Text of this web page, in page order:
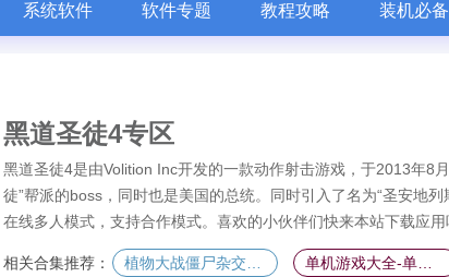
系统软件 软件专题 教程攻略 装机必备
黑道圣徒4专区
黑道圣徒4是由Volition Inc开发的一款动作射击游戏，于2013年8
徒”帮派的boss，同时也是美国的总统。同时引入了名为“圣安地
在线多人模式，支持合作模式。喜欢的小伙伴们快来本站下载应用
相关合集推荐：